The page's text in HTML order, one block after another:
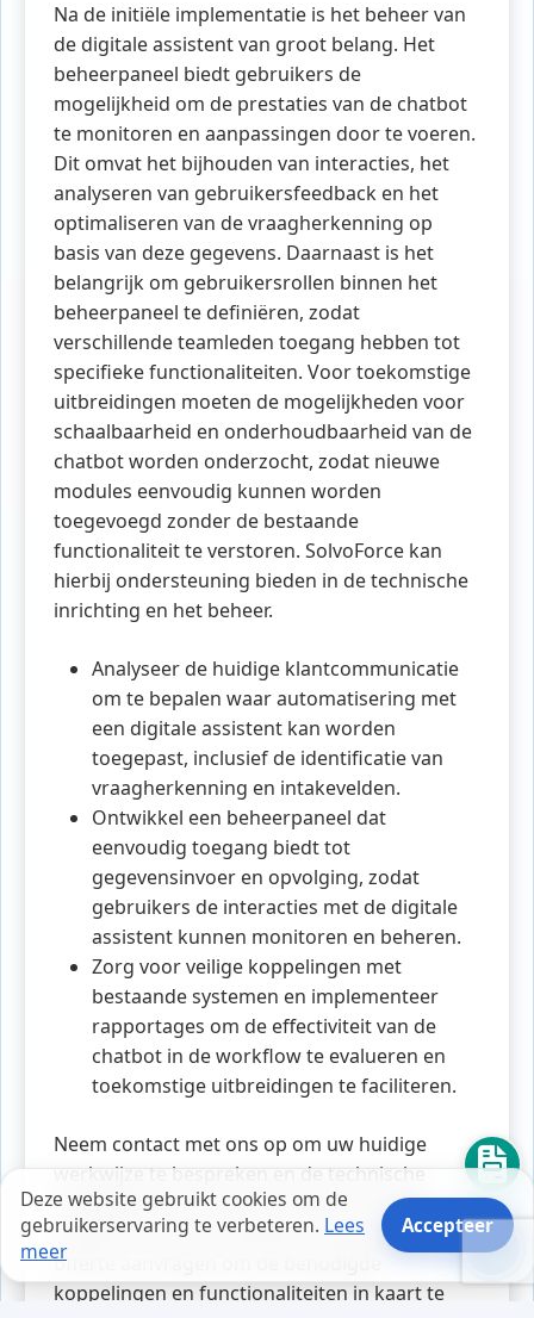
Na de initiële implementatie is het beheer van
de digitale assistent van groot belang. Het
beheerpaneel biedt gebruikers de
mogelijkheid om de prestaties van de chatbot
te monitoren en aanpassingen door te voeren.
Dit omvat het bijhouden van interacties, het
analyseren van gebruikersfeedback en het
optimaliseren van de vraagherkenning op
basis van deze gegevens. Daarnaast is het
belangrijk om gebruikersrollen binnen het
beheerpaneel te definiëren, zodat
verschillende teamleden toegang hebben tot
specifieke functionaliteiten. Voor toekomstige
uitbreidingen moeten de mogelijkheden voor
schaalbaarheid en onderhoudbaarheid van de
chatbot worden onderzocht, zodat nieuwe
modules eenvoudig kunnen worden
toegevoegd zonder de bestaande
functionaliteit te verstoren. SolvoForce kan
hierbij ondersteuning bieden in de technische
inrichting en het beheer.
Analyseer de huidige klantcommunicatie
om te bepalen waar automatisering met
een digitale assistent kan worden
toegepast, inclusief de identificatie van
vraagherkenning en intakevelden.
Ontwikkel een beheerpaneel dat
eenvoudig toegang biedt tot
gegevensinvoer en opvolging, zodat
gebruikers de interacties met de digitale
assistent kunnen monitoren en beheren.
Zorg voor veilige koppelingen met
bestaande systemen en implementeer
rapportages om de effectiviteit van de
chatbot in de workflow te evalueren en
toekomstige uitbreidingen te faciliteren.
Neem contact met ons op om uw huidige
werkwijze te bespreken en de technische
mogelijkheden voor het bouwen van een
chatbot in Tiel te verkennen. U kunt ook een
offerte aanvragen om de benodigde
koppelingen en functionaliteiten in kaart te
Deze website gebruikt cookies om de
gebruikerservaring te verbeteren. Lees
meer
Accepteer